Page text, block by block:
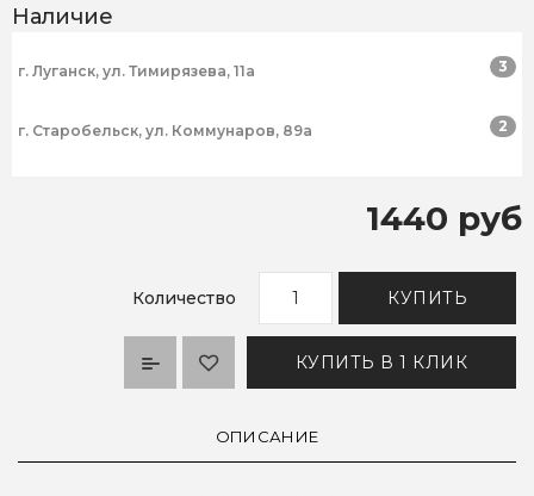
Наличие
г. Луганск, ул. Тимирязева, 11а 3
г. Старобельск, ул. Коммунаров, 89а 2
1440 руб
Количество КУПИТЬ
КУПИТЬ В 1 КЛИК
ОПИСАНИЕ